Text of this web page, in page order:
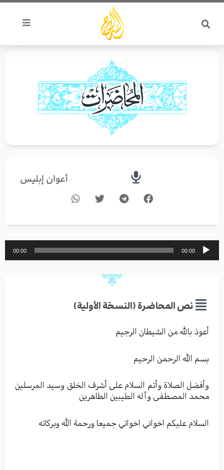
تخطي
المحتوى
أعوان إبليس
مشغل
الصوت
00:00
00:00
نص المحاضرة (النسخة الأولية)
أعوذ بالله من الشیطان الرجیم
بسم الله الرحمن الرحیم
وأفضل الصلاة وأتم السلام علی أشرف الخلق وسید المرسلین
محمد المصطفی وآله الطیبین الطاهرین
السلام علیکم اخواني اخواتي جمیعا ورحمة الله وبرکاته